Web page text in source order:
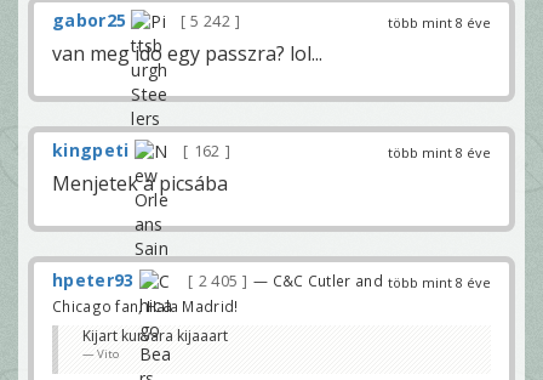
több mint 8 éve
gabor25 5 242
van meg ido egy passzra? lol...
több mint 8 éve
kingpeti 162
Menjetek a picsába
több mint 8 éve
hpeter93 2 405
— C&C Cutler and
Chicago fan, Hala Madrid!
Kijart kurvara kijaaart
Vito